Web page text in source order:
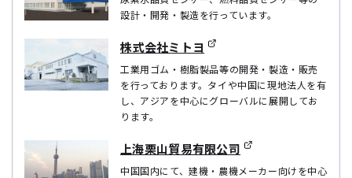
設計・開発・製造を行っています。
株式会社ミトヨ
工業用ゴム・樹脂製品等の開発・製造・販売
を行っております。タイや中国に現地法人を有
し、アジアを中心にグローバルに展開してお
ります。
上海栗山貿易有限公司
中国国内にて、建機・農機メーカー向けを中心